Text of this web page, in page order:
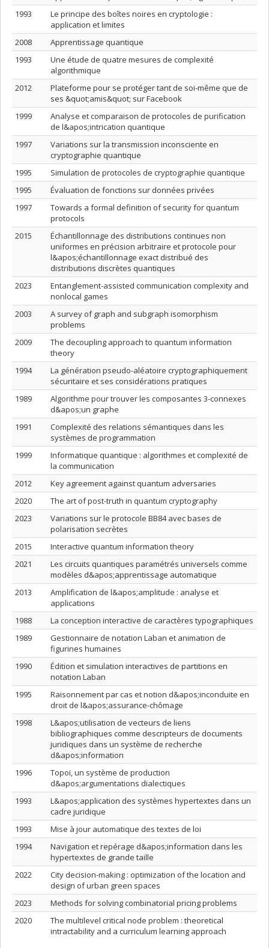
1993
Le principe des boîtes noires en cryptologie :
application et limites
2008
Apprentissage quantique
1993
Une étude de quatre mesures de complexité
algorithmique
2012
Plateforme pour se protéger tant de soi-même que de
ses &quot;amis&quot; sur Facebook
1999
Analyse et comparaison de protocoles de purification
de l&apos;intrication quantique
1997
Variations sur la transmission inconsciente en
cryptographie quantique
1995
Simulation de protocoles de cryptographie quantique
1995
Évaluation de fonctions sur données privées
1997
Towards a formal definition of security for quantum
protocols
2015
Échantillonnage des distributions continues non
uniformes en précision arbitraire et protocole pour
l&apos;échantillonnage exact distribué des
distributions discrètes quantiques
2023
Entanglement-assisted communication complexity and
nonlocal games
2003
A survey of graph and subgraph isomorphism
problems
2009
The decoupling approach to quantum information
theory
1994
La génération pseudo-aléatoire cryptographiquement
sécuritaire et ses considérations pratiques
1989
Algorithme pour trouver les composantes 3-connexes
d&apos;un graphe
1991
Complexité des relations sémantiques dans les
systèmes de programmation
1999
Informatique quantique : algorithmes et complexité de
la communication
2012
Key agreement against quantum adversaries
2020
The art of post-truth in quantum cryptography
2023
Variations sur le protocole BB84 avec bases de
polarisation secrètes
2015
Interactive quantum information theory
2021
Les circuits quantiques paramétrés universels comme
modèles d&apos;apprentissage automatique
2013
Amplification de l&apos;amplitude : analyse et
applications
1988
La conception interactive de caractères typographiques
1989
Gestionnaire de notation Laban et animation de
figurines humaines
1990
Édition et simulation interactives de partitions en
notation Laban
1995
Raisonnement par cas et notion d&apos;inconduite en
droit de l&apos;assurance-chômage
1998
L&apos;utilisation de vecteurs de liens
bibliographiques comme descripteurs de documents
juridiques dans un système de recherche
d&apos;information
1996
Topoï, un système de production
d&apos;argumentations dialectiques
1993
L&apos;application des systèmes hypertextes dans un
cadre juridique
1993
Mise à jour automatique des textes de loi
1994
Navigation et repérage d&apos;information dans les
hypertextes de grande taille
2022
City decision-making : optimization of the location and
design of urban green spaces
2023
Methods for solving combinatorial pricing problems
2020
The multilevel critical node problem : theoretical
intractability and a curriculum learning approach